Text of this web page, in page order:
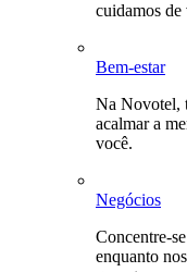
cuidamos de
Bem-estar
Na Novotel,
acalmar a
você.
Negócios
Concentre-
enquanto